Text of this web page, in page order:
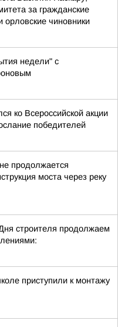
за гражданские
орловские чиновники
недели" с
ко Всероссийской акции
победителей
продолжается
моста через реку
строителя продолжаем
приступили к монтажу